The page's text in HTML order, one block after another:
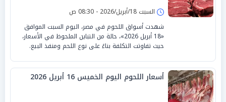
السبت 18/أبريل/2026 - 08:30 ص
شهدت أسواق اللحوم في مصر، اليوم السبت الموافق
«18 أبريل 2026»، حالة من التباين الملحوظ في الأسعار،
حيث تفاوتت التكلفة بناءً على نوع اللحم ومنفذ البيع.
أسعار اللحوم اليوم الخميس 16 أبريل 2026